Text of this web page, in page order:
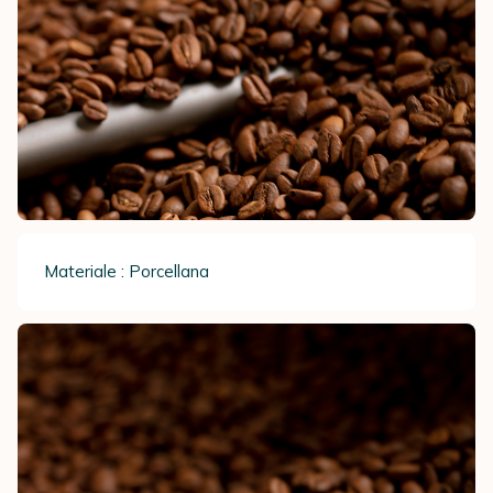
Materiale : Porcellana